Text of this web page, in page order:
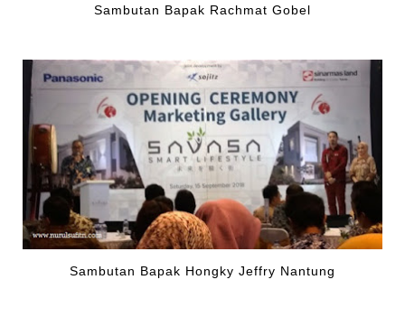
Sambutan Bapak Rachmat Gobel
Sambutan Bapak Hongky Jeffry Nantung